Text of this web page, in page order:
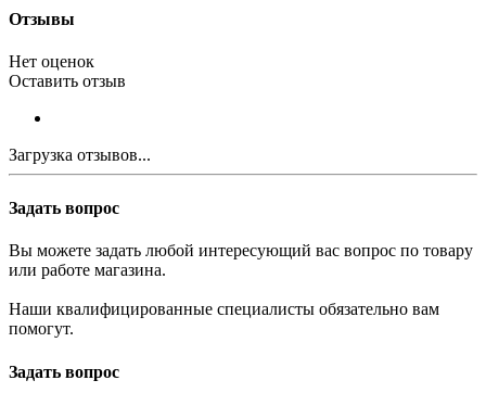
Отзывы
Нет оценок
Оставить отзыв
Загрузка отзывов...
Задать вопрос
Вы можете задать любой интересующий вас вопрос по товару
или работе магазина.
Наши квалифицированные специалисты обязательно вам
помогут.
Задать вопрос